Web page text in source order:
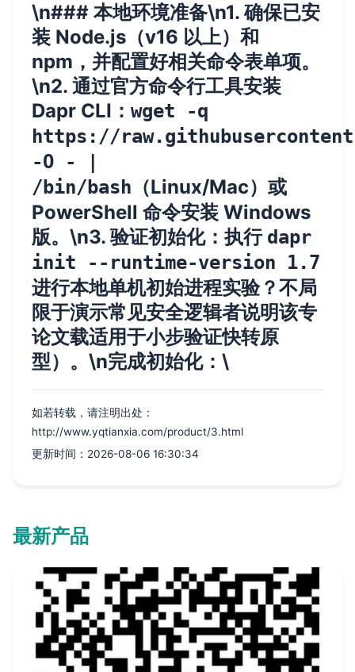
\n### 本地环境准备\n1. 确保已安
装 Node.js（v16 以上）和
npm，并配置好相关命令表单项。
\n2. 通过官方命令行工具安装
Dapr CLI： wget -q
https://
-O - |
/bin/bash （Linux/Mac）或
PowerShell 命令安装 Windows
版。\n3. 验证初始化：执行 dapr
init --runtime-version 1.7
进行本地单机初始进程实验？不局
限于演示常见安全逻辑者说明该专
论文载适用于小步验证快转原
型）。\n完成初始化：\
如若转载，请注明出处：
http://www.yqtianxia.com/product/3.html
更新时间：2026-08-06 16:30:34
最新产品